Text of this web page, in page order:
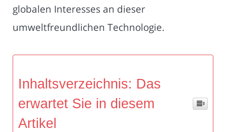
globalen Interesses an dieser
umweltfreundlichen Technologie.
Inhaltsverzeichnis: Das
erwartet Sie in diesem
Artikel